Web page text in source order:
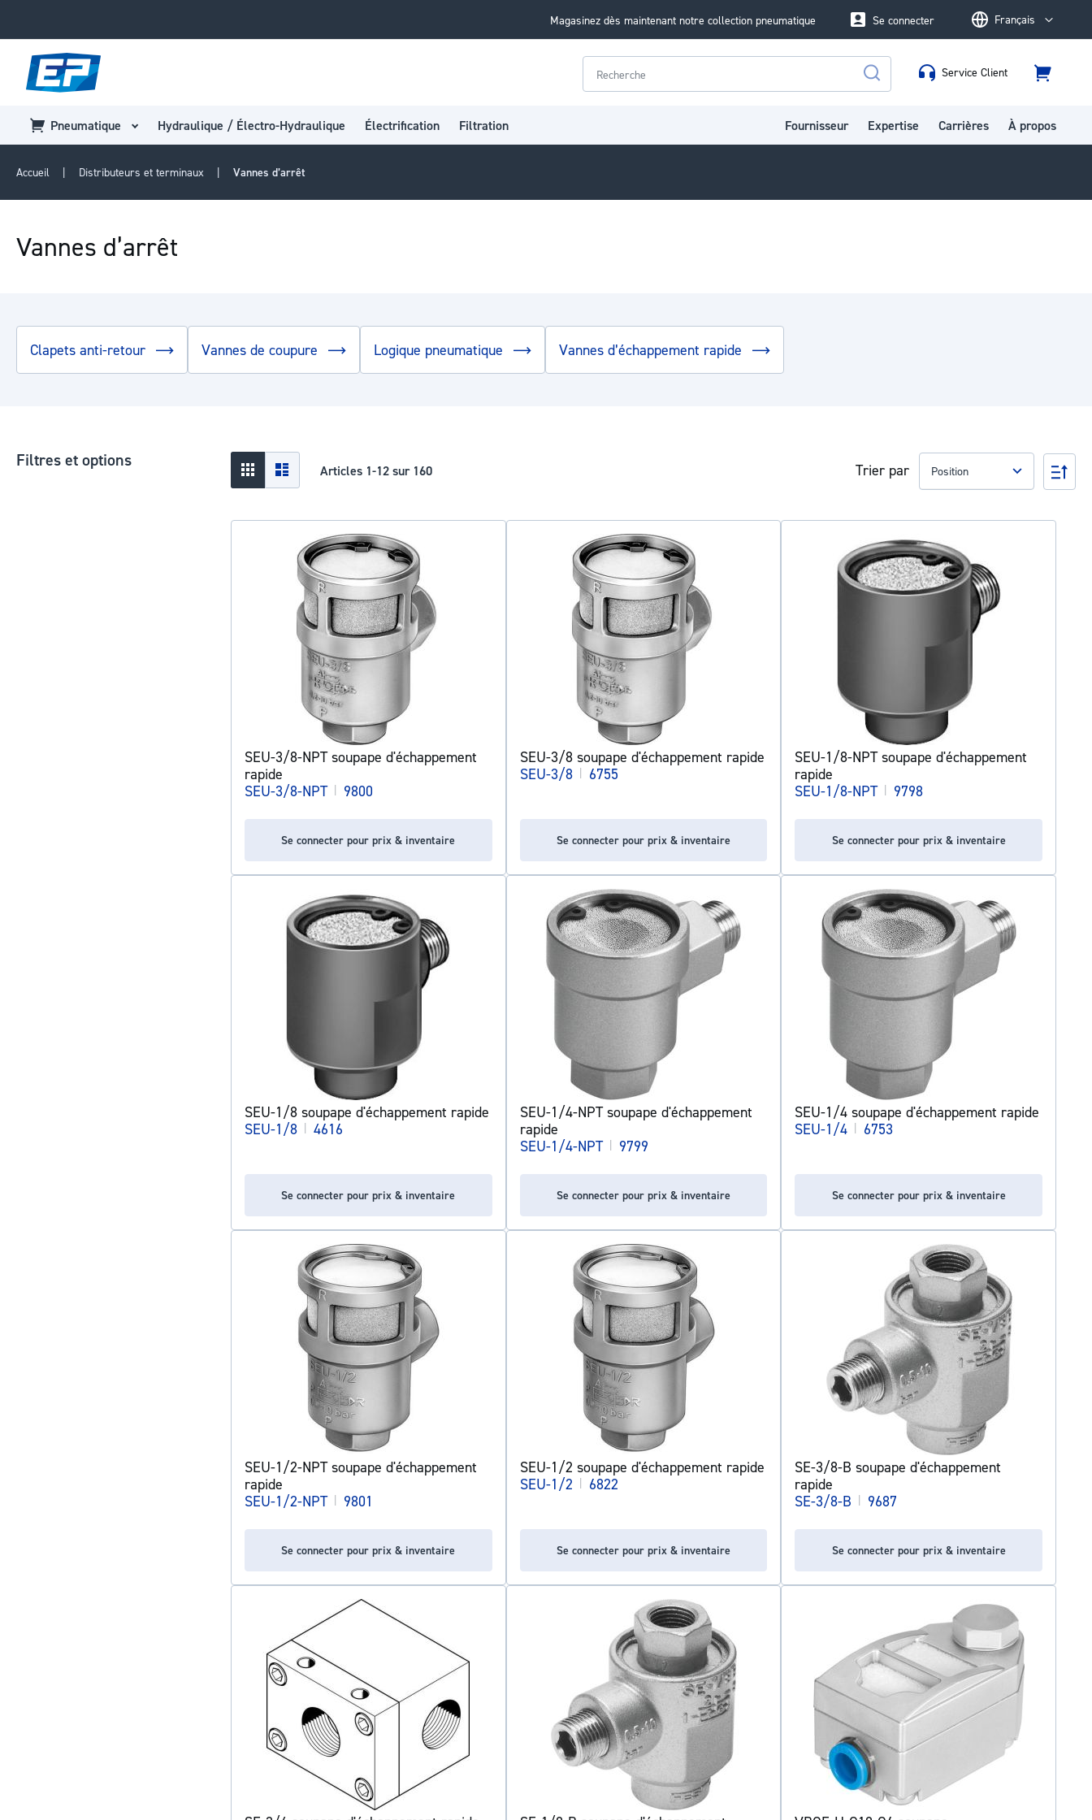
Magasinez dès maintenant notre collection pneumatique LanguageFrançais
Se connecter
Rechercher
Service Client
Panier
Pneumatique Hydraulique / Électro-Hydraulique Électrification Filtration Fournisseur Expertise Carrières À propos
Accueil Distributeurs et terminaux Vannes d’arrêt
Vannes d’arrêt
Clapets anti-retour Vannes de coupure Logique pneumatique Vannes d’échappement rapide
Afficher
en
Grid Liste Articles 1-12sur 160 Trier par
Par
SEU-3/8-NPT soupape d'échappement
rapide
SEU-3/8-NPT | 9800
Se connecter pour prix & inventaire
SEU-3/8 soupape d'échappement rapide
SEU-3/8 | 6755
Se connecter pour prix & inventaire
SEU-1/8-NPT soupape d'échappement
rapide
SEU-1/8-NPT | 9798
Se connecter pour prix & inventaire
SEU-1/8 soupape d'échappement rapide
SEU-1/8 | 4616
Se connecter pour prix & inventaire
SEU-1/4-NPT soupape d'échappement
rapide
SEU-1/4-NPT | 9799
Se connecter pour prix & inventaire
SEU-1/4 soupape d'échappement rapide
SEU-1/4 | 6753
Se connecter pour prix & inventaire
SEU-1/2-NPT soupape d'échappement
rapide
SEU-1/2-NPT | 9801
Se connecter pour prix & inventaire
SEU-1/2 soupape d'échappement rapide
SEU-1/2 | 6822
Se connecter pour prix & inventaire
SE-3/8-B soupape d'échappement
rapide
SE-3/8-B | 9687
Se connecter pour prix & inventaire
Filtres et options